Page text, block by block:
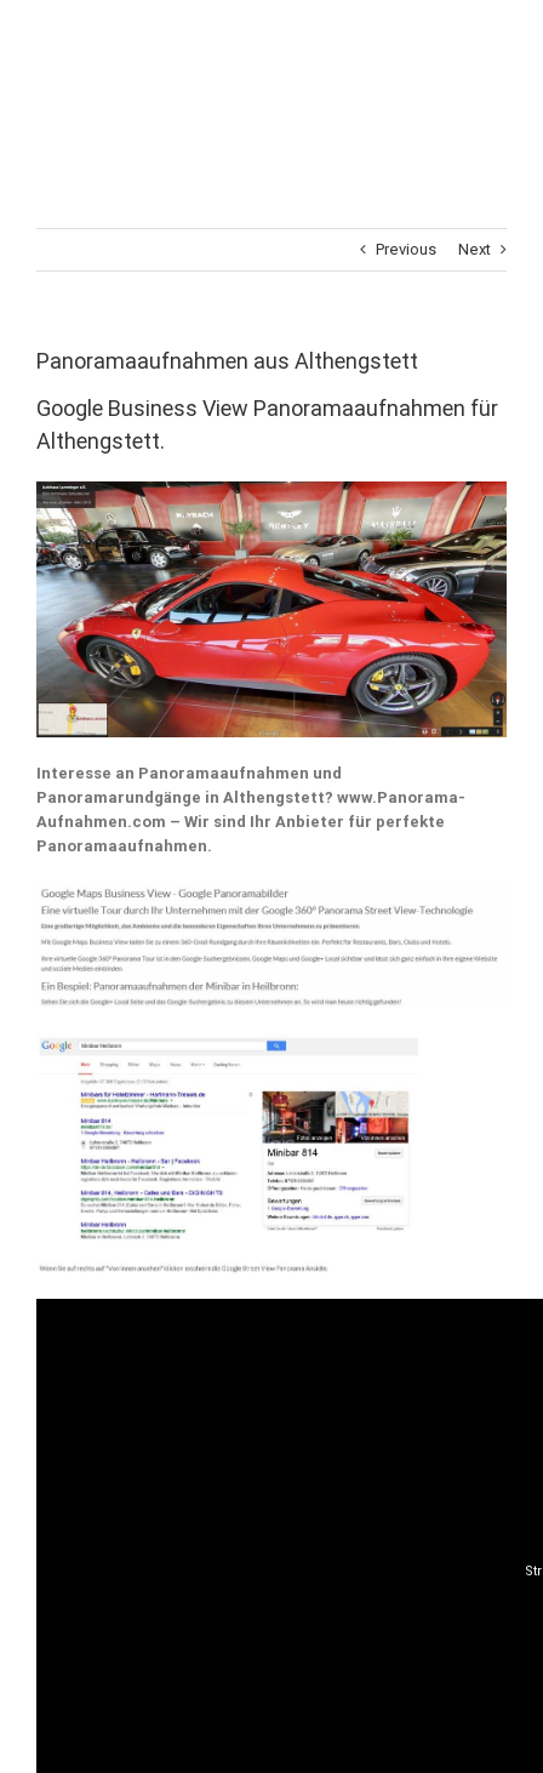
Previous Next
Panoramaaufnahmen aus Althengstett
Google Business View Panoramaaufnahmen für
Althengstett.
Interesse an Panoramaaufnahmen und
Panoramarundgänge in Althengstett? www.Panorama-
Aufnahmen.com – Wir sind Ihr Anbieter für perfekte
Panoramaaufnahmen.